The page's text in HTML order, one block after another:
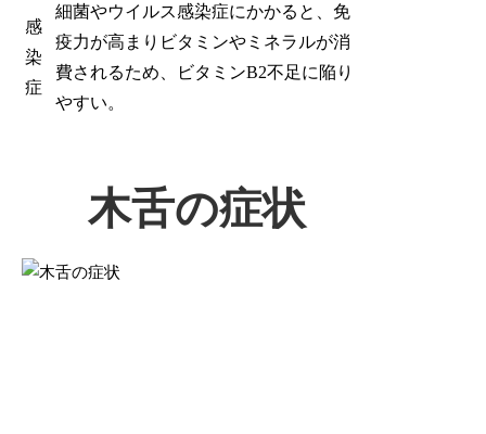
感
染
症
細菌やウイルス感染症にかかると、免
疫力が高まりビタミンやミネラルが消
費されるため、ビタミンB2不足に陥り
やすい。
木舌の症状